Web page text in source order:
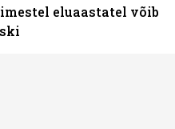
eluaastatel võib